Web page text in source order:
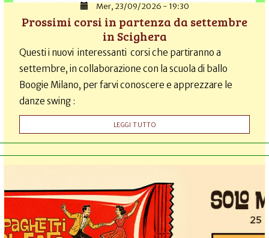
Mer, 23/09/2026 - 19:30
Prossimi corsi in partenza da settembre
in Scighera
Questi i nuovi interessanti corsi che partiranno a
settembre, in collaborazione con la scuola di ballo
Boogie Milano, per farvi conoscere e apprezzare le
danze swing :
LEGGI TUTTO